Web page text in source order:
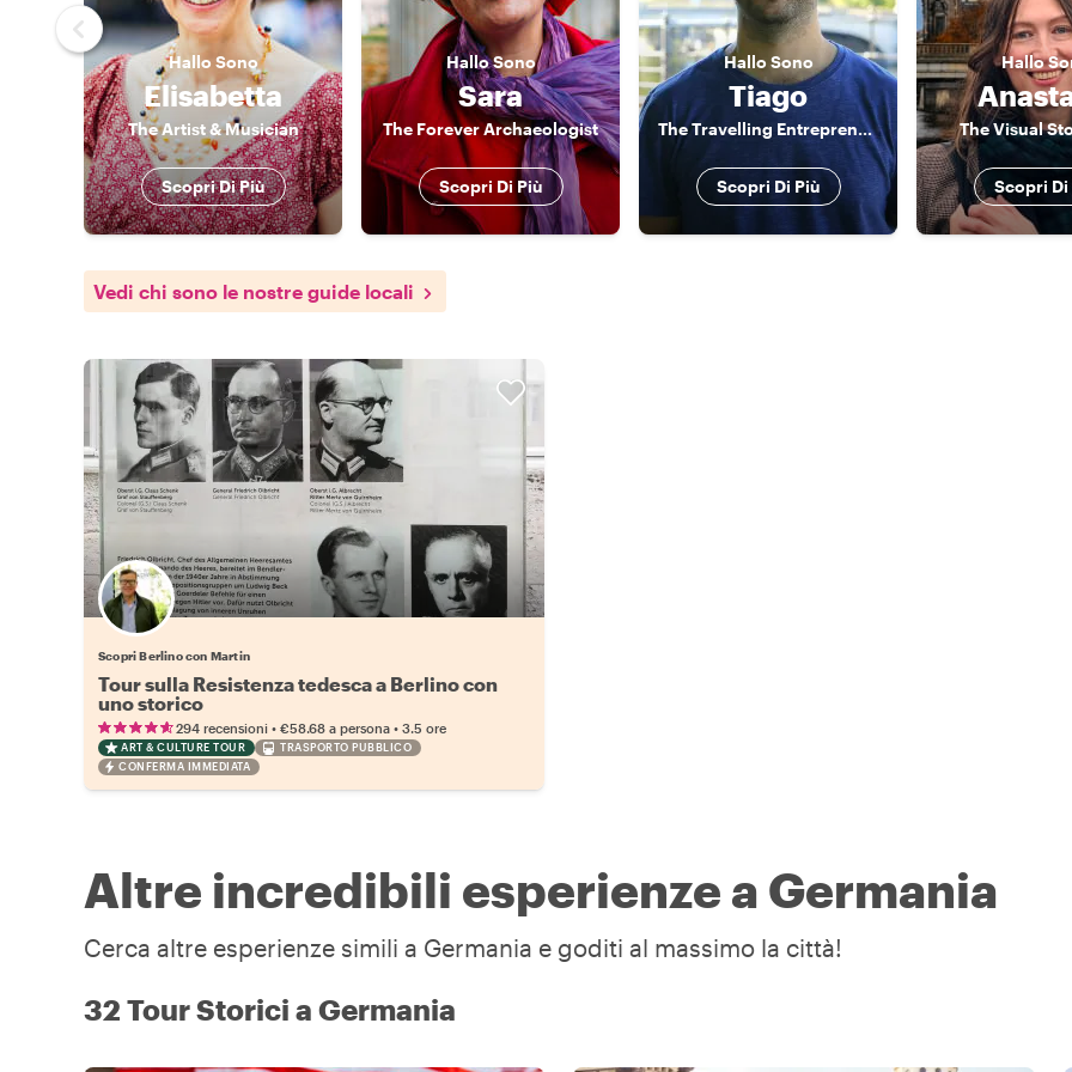
Hallo Sono
Elisabetta
The Artist & Musician
Scopri Di Più
HalloSono
Sara
The Forever Archaeologist
Scopri Di Più
Hallo Sono
Tiago
The Travelling Entrepreneur
Scopri Di Più
Hallo
The Visual
Scopri Di
Vedi chi sono le nostre guide locali
Scopri Berlino con Martin
Tour sulla Resistenza tedesca a Berlino con
uno storico
294 recensioni • €58.68 a persona • 3.5 ore
ART & CULTURE TOUR
TRASPORTO PUBBLICO
CONFERMA IMMEDIATA
Altre incredibili esperienze a Germania
Cerca altre esperienze simili a Germania e goditi al massimo la città!
32 Tour Storici a Germania